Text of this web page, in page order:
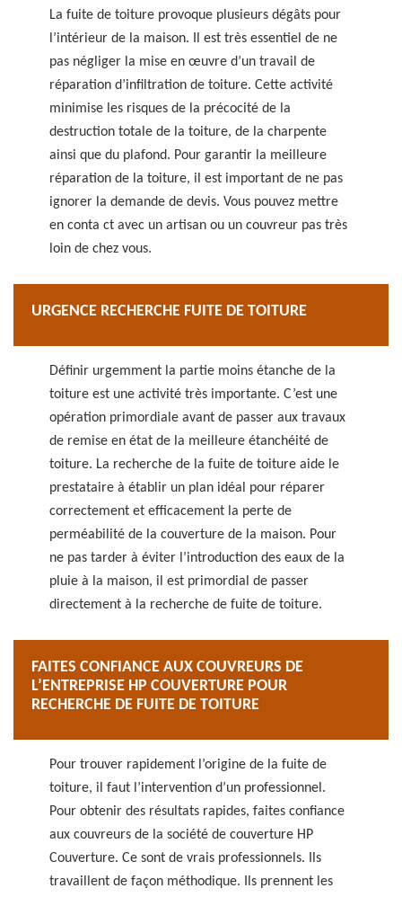
La fuite de toiture provoque plusieurs dégâts pour
l’intérieur de la maison. Il est très essentiel de ne
pas négliger la mise en œuvre d’un travail de
réparation d’infiltration de toiture. Cette activité
minimise les risques de la précocité de la
destruction totale de la toiture, de la charpente
ainsi que du plafond. Pour garantir la meilleure
réparation de la toiture, il est important de ne pas
ignorer la demande de devis. Vous pouvez mettre
en conta ct avec un artisan ou un couvreur pas très
loin de chez vous.
URGENCE RECHERCHE FUITE DE TOITURE
Définir urgemment la partie moins étanche de la
toiture est une activité très importante. C’est une
opération primordiale avant de passer aux travaux
de remise en état de la meilleure étanchéité de
toiture. La recherche de la fuite de toiture aide le
prestataire à établir un plan idéal pour réparer
correctement et efficacement la perte de
perméabilité de la couverture de la maison. Pour
ne pas tarder à éviter l’introduction des eaux de la
pluie à la maison, il est primordial de passer
directement à la recherche de fuite de toiture.
FAITES CONFIANCE AUX COUVREURS DE
L’ENTREPRISE HP COUVERTURE POUR
RECHERCHE DE FUITE DE TOITURE
Pour trouver rapidement l’origine de la fuite de
toiture, il faut l’intervention d’un professionnel.
Pour obtenir des résultats rapides, faites confiance
aux couvreurs de la société de couverture HP
Couverture. Ce sont de vrais professionnels. Ils
travaillent de façon méthodique. Ils prennent les